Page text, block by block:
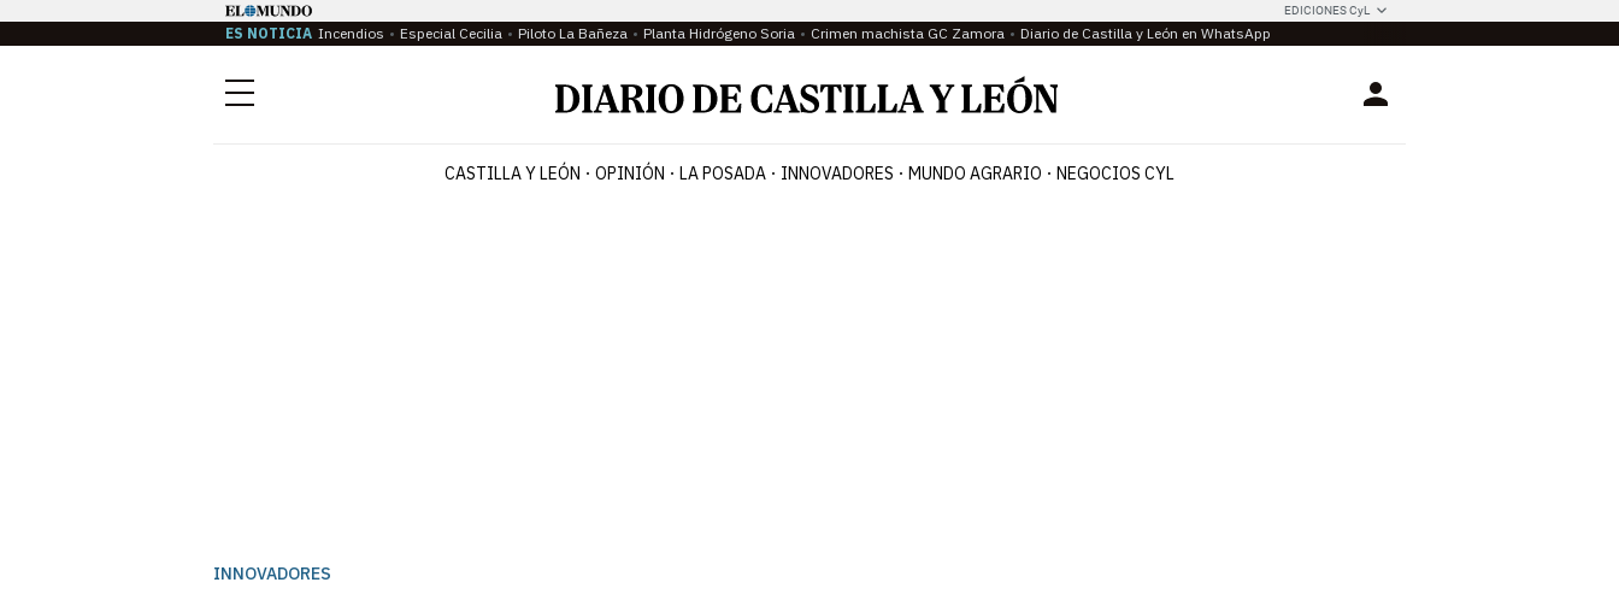
EDICIONES CyL
ES NOTICIA Incendios Especial Cecilia Piloto La Bañeza Planta Hidrógeno Soria Crimen machista GC Zamora Diario de Castilla y León en WhatsApp
Menú Login
CASTILLA Y LEÓN OPINIÓN LA POSADA INNOVADORES MUNDO AGRARIO NEGOCIOS CYL
INNOVADORES